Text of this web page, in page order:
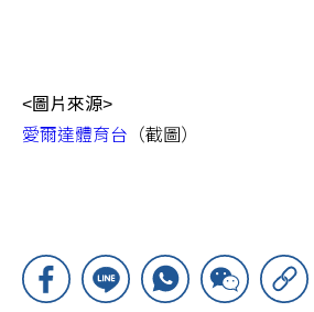
<圖片來源>
愛爾達體育台 （截圖）